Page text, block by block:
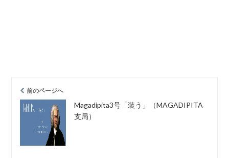
前のページへ
Magadipita3号「装う」（MAGADIPITA
支局）